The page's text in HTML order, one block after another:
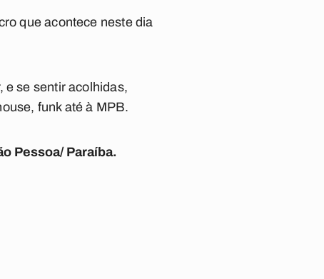
que acontece neste dia
e se sentir acolhidas,
funk até à MPB.
Pessoa/ Paraíba.